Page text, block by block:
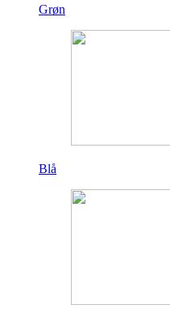
Grøn
Blå